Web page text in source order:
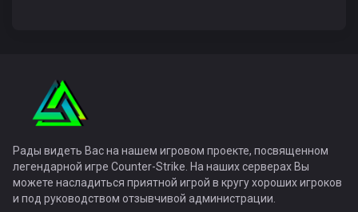
Рады видеть Вас на нашем игровом проекте, посвященном
легендарной игре Counter-Strike. На наших серверах Вы
можете насладиться приятной игрой в кругу хороших игроков
и под руководством отзывчивой администрации.